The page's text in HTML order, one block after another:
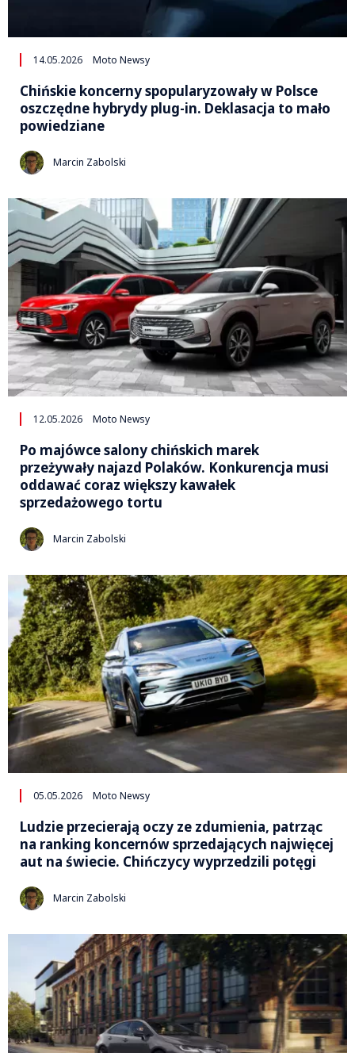
14.05.2026 Moto Newsy
Chińskie koncerny spopularyzowały w Polsce
oszczędne hybrydy plug-in. Deklasacja to mało
powiedziane
Marcin Zabolski
12.05.2026 Moto Newsy
Po majówce salony chińskich marek
przeżywały najazd Polaków. Konkurencja musi
oddawać coraz większy kawałek
sprzedażowego tortu
Marcin Zabolski
05.05.2026 Moto Newsy
Ludzie przecierają oczy ze zdumienia, patrząc
na ranking koncernów sprzedających najwięcej
aut na świecie. Chińczycy wyprzedzili potęgi
Marcin Zabolski